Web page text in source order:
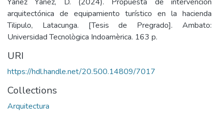
arquitectónica de equipamiento turístico en la hacienda
Tilipulo, Latacunga. [Tesis de Pregrado]. Ambato:
Universidad Tecnològica Indoamèrica. 163 p.
URI
https://hdl.handle.net/20.500.14809/7017
Collections
Arquitectura